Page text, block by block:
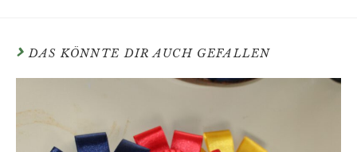
DAS KÖNNTE DIR AUCH GEFALLEN